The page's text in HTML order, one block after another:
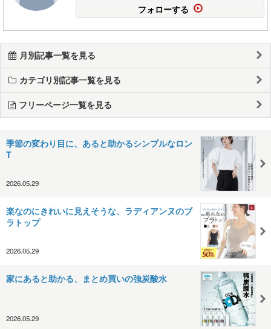
フォローする
月別記事一覧を見る
カテゴリ別記事一覧を見る
フリーページ一覧を見る
季節の変わり目に、あると助かるシンプルなロン
T
2026.05.29
楽なのにきれいに見えそうな、ラディアンヌのブ
ラトップ
2026.05.29
家にあると助かる、まとめ買いの強炭酸水
2026.05.29